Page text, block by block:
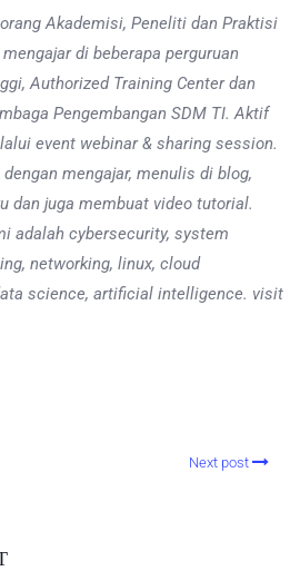
Akademisi, Peneliti dan Praktisi
mengajar di beberapa perguruan
Authorized Training Center dan
Pengembangan SDM TI. Aktif
event webinar & sharing session.
mengajar, menulis di blog,
dan juga membuat video tutorial.
adalah cybersecurity, system
networking, linux, cloud
science, artificial intelligence. visit
Next post